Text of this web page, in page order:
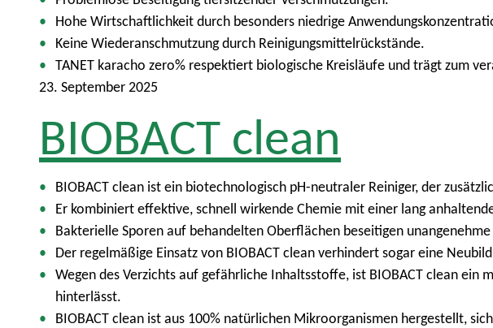
Hohe Wirtschaftlichkeit durch besonders niedrige
Keine Wiederanschmutzung durch Reinigungsmittelrückstände.
TANET karacho zero% respektiert biologische Kreisläufe und trägt zum
23. September 2025
BIOBACT clean
BIOBACT clean ist ein biotechnologisch pH-neutraler Reiniger, der
Er kombiniert effektive, schnell wirkende Chemie mit einer lang
Bakterielle Sporen auf behandelten Oberflächen beseitigen
Der regelmäßige Einsatz von BIOBACT clean verhindert sogar eine
Wegen des Verzichts auf gefährliche Inhaltsstoffe, ist BIOBACT clean
hinterlässt.
BIOBACT clean ist aus 100% natürlichen Mikroorganismen hergestellt,